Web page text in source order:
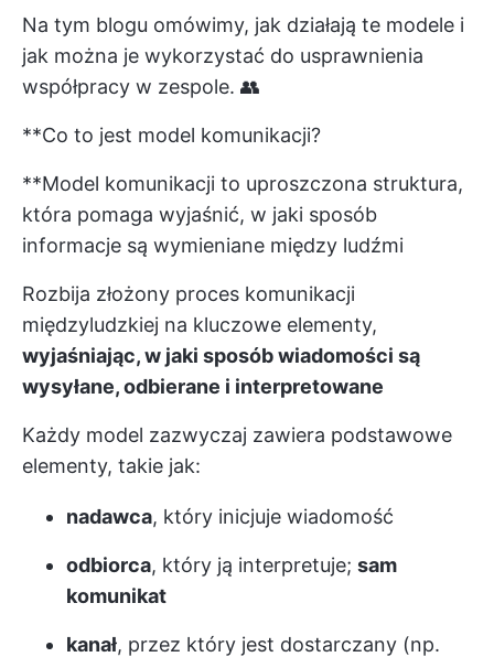
Na tym blogu omówimy, jak działają te modele i
jak można je wykorzystać do usprawnienia
współpracy w zespole. 👥
**Co to jest model komunikacji?
**Model komunikacji to uproszczona struktura,
która pomaga wyjaśnić, w jaki sposób
informacje są wymieniane między ludźmi
Rozbija złożony proces komunikacji
międzyludzkiej na kluczowe elementy,
wyjaśniając, w jaki sposób wiadomości są
wysyłane, odbierane i interpretowane
Każdy model zazwyczaj zawiera podstawowe
elementy, takie jak:
nadawca, który inicjuje wiadomość
odbiorca, który ją interpretuje; sam
komunikat
kanał, przez który jest dostarczany (np.